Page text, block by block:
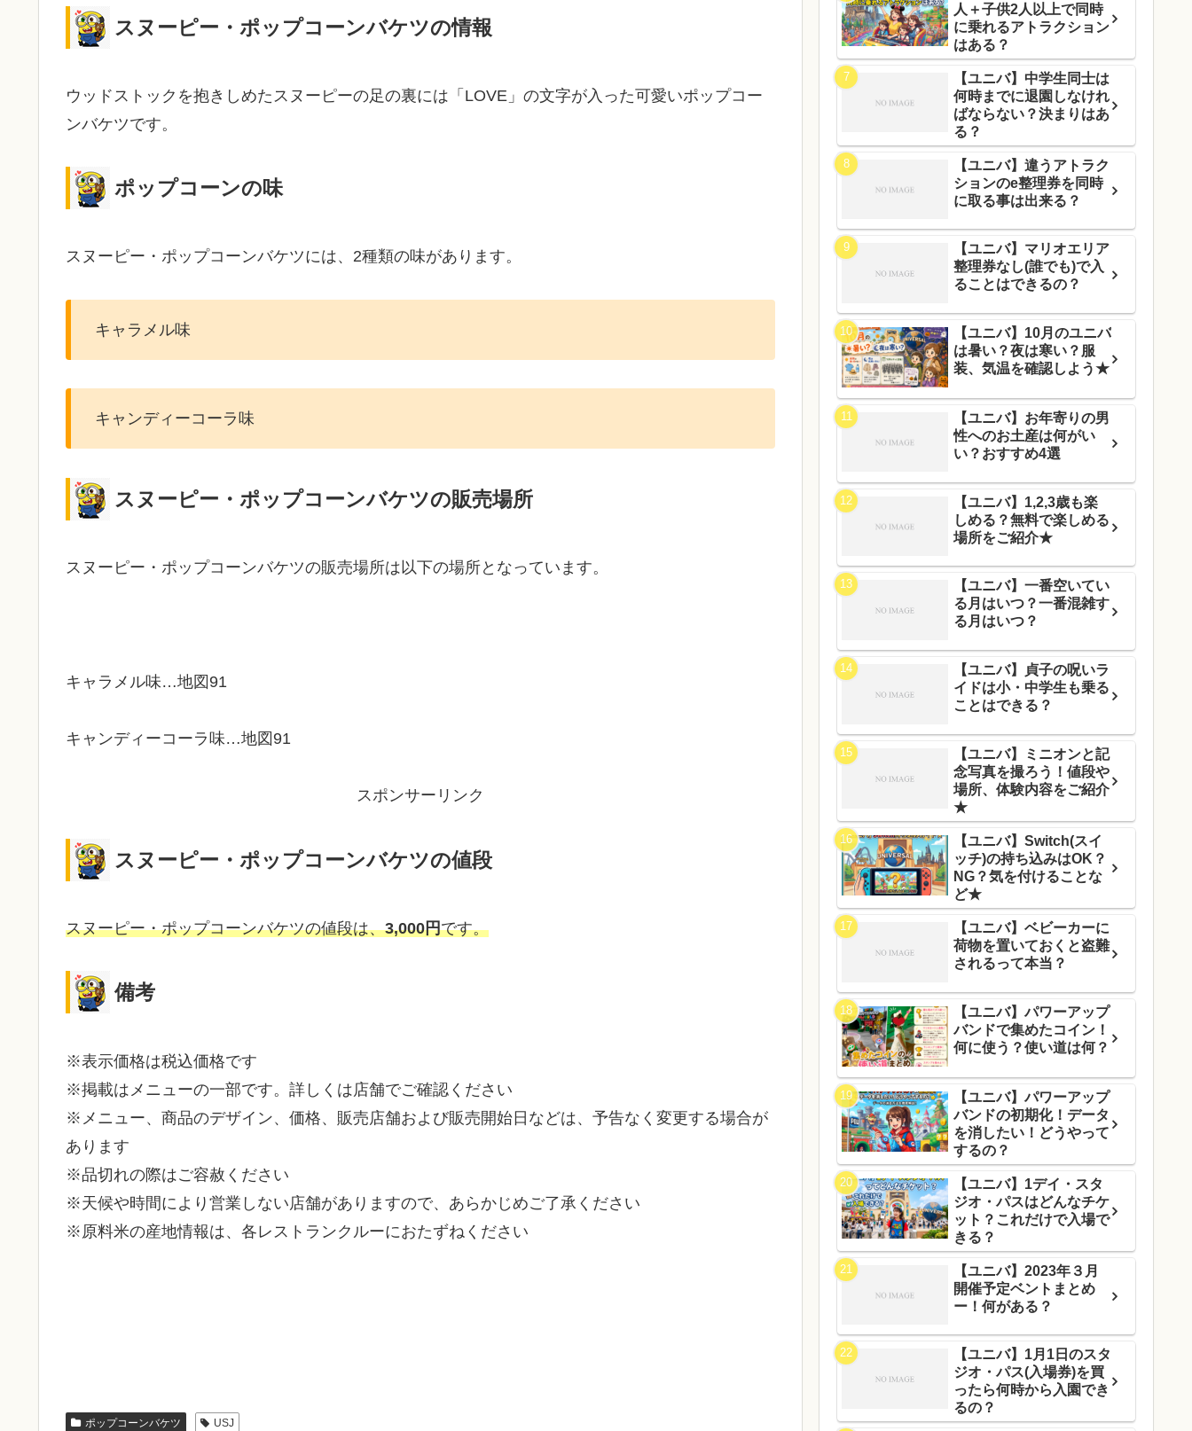
スヌーピー・ポップコーンバケツの情報
ウッドストックを抱きしめたスヌーピーの足の裏には「LOVE」の文字が入った可愛いポップコー
ンバケツです。
ポップコーンの味
スヌーピー・ポップコーンバケツには、2種類の味があります。
キャラメル味
キャンディーコーラ味
スヌーピー・ポップコーンバケツの販売場所
スヌーピー・ポップコーンバケツの販売場所は以下の場所となっています。
キャラメル味…地図91
キャンディーコーラ味…地図91
スポンサーリンク
スヌーピー・ポップコーンバケツの値段
スヌーピー・ポップコーンバケツの値段は、3,000円です。
備考
※表示価格は税込価格です
※掲載はメニューの一部です。詳しくは店舗でご確認ください
※メニュー、商品のデザイン、価格、販売店舗および販売開始日などは、予告なく変更する場合が
あります
※品切れの際はご容赦ください
※天候や時間により営業しない店舗がありますので、あらかじめご了承ください
※原料米の産地情報は、各レストランクルーにおたずねください
ポップコーンバケツ USJ
人＋子供2人以上で同時
に乗れるアトラクション
はある？
【ユニバ】中学生同士は
何時までに退園しなけれ
ばならない？決まりはあ
る？
【ユニバ】違うアトラク
ションのe整理券を同時
に取る事は出来る？
【ユニバ】マリオエリア
整理券なし(誰でも)で入
ることはできるの？
【ユニバ】10月のユニバ
は暑い？夜は寒い？服
装、気温を確認しよう★
【ユニバ】お年寄りの男
性へのお土産は何がい
い？おすすめ4選
【ユニバ】1,2,3歳も楽
しめる？無料で楽しめる
場所をご紹介★
【ユニバ】一番空いてい
る月はいつ？一番混雑す
る月はいつ？
【ユニバ】貞子の呪いラ
イドは小・中学生も乗る
ことはできる？
【ユニバ】ミニオンと記
念写真を撮ろう！値段や
場所、体験内容をご紹介
★
【ユニバ】Switch(スイ
ッチ)の持ち込みはOK？
NG？気を付けることな
ど★
【ユニバ】ベビーカーに
荷物を置いておくと盗難
されるって本当？
【ユニバ】パワーアップ
バンドで集めたコイン！
何に使う？使い道は何？
【ユニバ】パワーアップ
バンドの初期化！データ
を消したい！どうやって
するの？
【ユニバ】1デイ・スタ
ジオ・パスはどんなチケ
ット？これだけで入場で
きる？
【ユニバ】2023年３月
開催予定ベントまとめ
ー！何がある？
【ユニバ】1月1日のスタ
ジオ・パス(入場券)を買
ったら何時から入園でき
るの？